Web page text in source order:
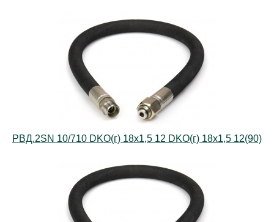
РВД.2SN 10/710 DKO(г) 18х1,5 12 DKO(г) 18х1,5 12(90)